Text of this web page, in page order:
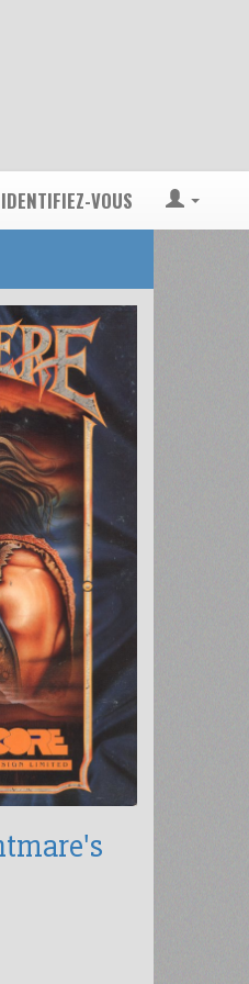
IDENTIFIEZ-VOUS